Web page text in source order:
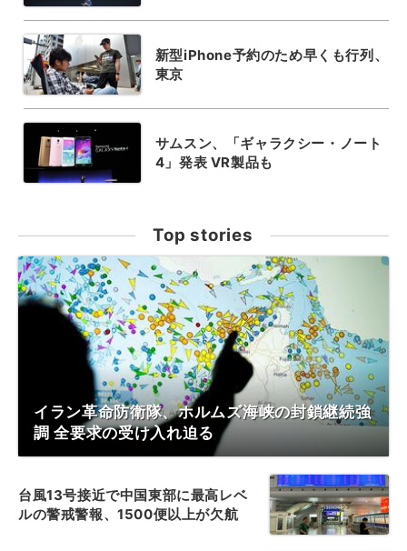
新型iPhone予約のため早くも行列、
東京
サムスン、「ギャラクシー・ノート
4」発表 VR製品も
Top stories
イラン革命防衛隊、ホルムズ海峡の封鎖継続強
調 全要求の受け入れ迫る
台風13号接近で中国東部に最高レベ
ルの警戒警報、1500便以上が欠航